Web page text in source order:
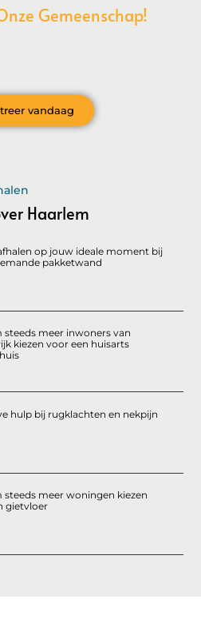
Gemeenschap!
vandaag
Haarlem
op jouw ideale moment bij
pakketwand
steeds meer inwoners van
kiezen voor een huisarts
hulp bij rugklachten en nekpijn
steeds meer woningen kiezen
gietvloer